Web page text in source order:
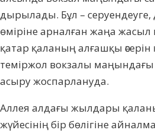
дырылады. Бұл – серуендеуге,
өміріне арналған жаңа жасыл
қатар қаланың алғашқы
теміржол вокзалы маңындағы
асыру жос­пар­лануда.
Аллея алдағы жылдары
жүйесінің бір бөлігіне